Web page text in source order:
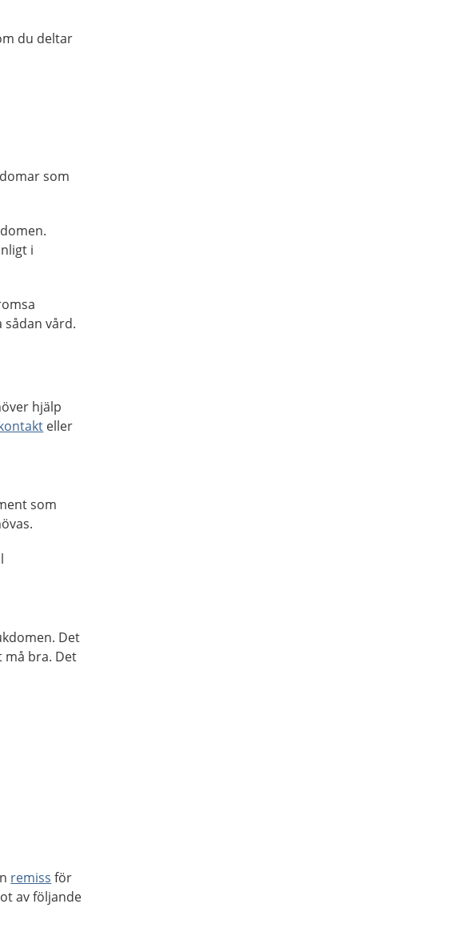
du deltar
som
i
vård.
hjälp
eller
som
Det
må bra. Det
remiss för
av följande